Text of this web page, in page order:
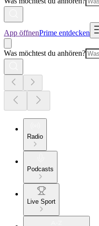
App öffnenPrime entdecken
Was möchtest du anhören?
Radio
Podcasts
Live Sport